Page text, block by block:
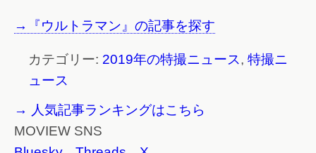
→『ウルトラマン』の記事を探す
カテゴリー: 2019年の特撮ニュース, 特撮ニ
ュース
→ 人気記事ランキングはこちら
MOVIEW SNS